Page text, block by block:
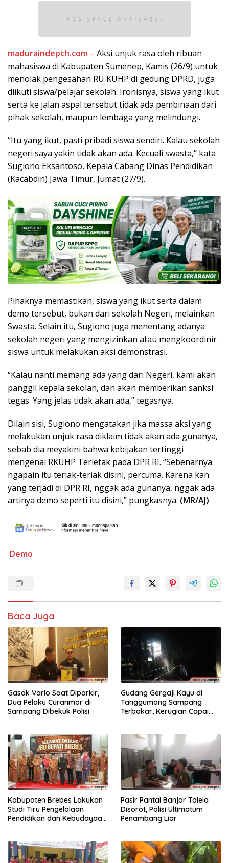
maduraindepth.com – Aksi unjuk rasa oleh ribuan
mahasiswa di Kabupaten Sumenep, Kamis (26/9) untuk
menolak pengesahan RU KUHP di gedung DPRD, juga
diikuti siswa/pelajar sekolah. Ironisnya, siswa yang ikut
serta ke jalan aspal tersebut tidak ada pembinaan dari
pihak sekolah, maupun lembaga yang melindungi.
“Itu yang ikut, pasti pribadi siswa sendiri. Kalau sekolah
negeri saya yakin tidak akan ada. Kecuali swasta,” kata
Sugiono Eksantoso, Kepala Cabang Dinas Pendidikan
(Kacabdin) Jawa Timur, Jumat (27/9).
Pihaknya memastikan, siswa yang ikut serta dalam
demo tersebut, bukan dari sekolah Negeri, melainkan
Swasta. Selain itu, Sugiono juga menentang adanya
sekolah negeri yang mengizinkan atau mengkoordinir
siswa untuk melakukan aksi demonstrasi.
“Kalau nanti memang ada yang dari Negeri, kami akan
panggil kepala sekolah, dan akan memberikan sanksi
tegas. Yang jelas tidak akan ada,” tegasnya.
Dilain sisi, Sugiono mengatakan jika massa aksi yang
melakukan unjuk rasa diklaim tidak akan ada gunanya,
sebab dia meyakini bahwa kebijakan tertinggi
mengenai RKUHP Terletak pada DPR RI. “Sebenarnya
ngapain itu teriak-teriak disini, percuma. Karena kan
yang terjadi di DPR RI, nggak ada gunanya, nggak ada
artinya demo seperti itu disini,” pungkasnya. (MR/AJ)
Demo
Baca Juga
Gasak Vario Saat Diparkir,
Dua Pelaku Curanmor di
Sampang Dibekuk Polisi
Gudang Gergaji Kayu di
Tanggumong Sampang
Terbakar, Kerugian Capai
Kabupaten Brebes Lakukan
Studi Tiru Pengelolaan
Pendidikan dan Kebudayaan
Pasir Pantai Banjar Talela
Disorot, Polisi Ultimatum
Penambang Liar